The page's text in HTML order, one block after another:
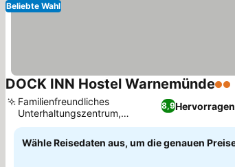
Beliebte Wahl
DOCK INN Hostel Warnemünde2
8,9
Familienfreundliches
Unterhaltungszentrum,
Dachsauna mit Werftblick
Wähle Reisedaten aus, um die genauen